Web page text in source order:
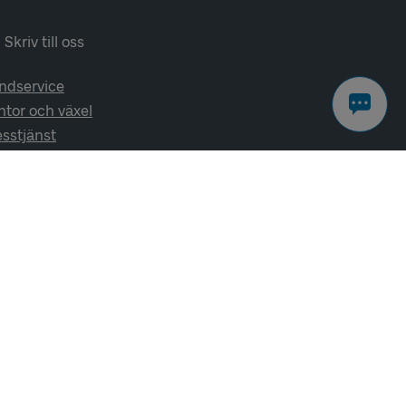
Skriv till oss
och växel